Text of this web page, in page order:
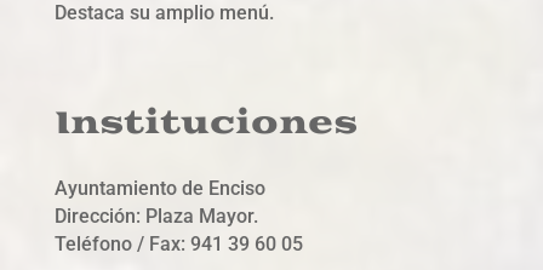
Destaca su amplio menú.
Instituciones
Ayuntamiento de Enciso
Dirección: Plaza Mayor.
Teléfono / Fax: 941 39 60 05